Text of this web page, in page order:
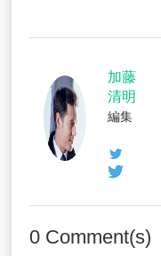
加藤
清明
編集
0 Comment(s)